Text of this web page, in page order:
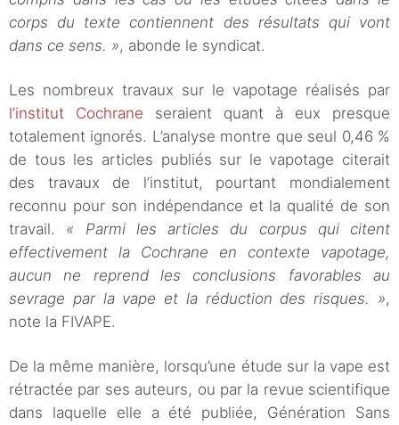
corps du texte contiennent des résultats qui vont
dans ce sens. », abonde le syndicat.
Les nombreux travaux sur le vapotage réalisés par
l’institut Cochrane seraient quant à eux presque
totalement ignorés. L’analyse montre que seul 0,46 %
de tous les articles publiés sur le vapotage citerait
des travaux de l’institut, pourtant mondialement
reconnu pour son indépendance et la qualité de son
travail. « Parmi les articles du corpus qui citent
effectivement la Cochrane en contexte vapotage,
aucun ne reprend les conclusions favorables au
sevrage par la vape et la réduction des risques. »,
note la FIVAPE.
De la même manière, lorsqu’une étude sur la vape est
rétractée par ses auteurs, ou par la revue scientifique
dans laquelle elle a été publiée, Génération Sans